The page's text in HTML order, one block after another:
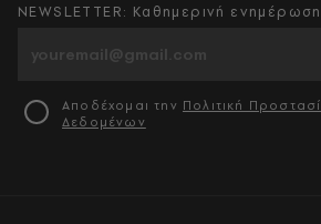
NEWSLETTER: Καθημερινή
Αποδέχομαι την Πολιτική
Δεδομένων